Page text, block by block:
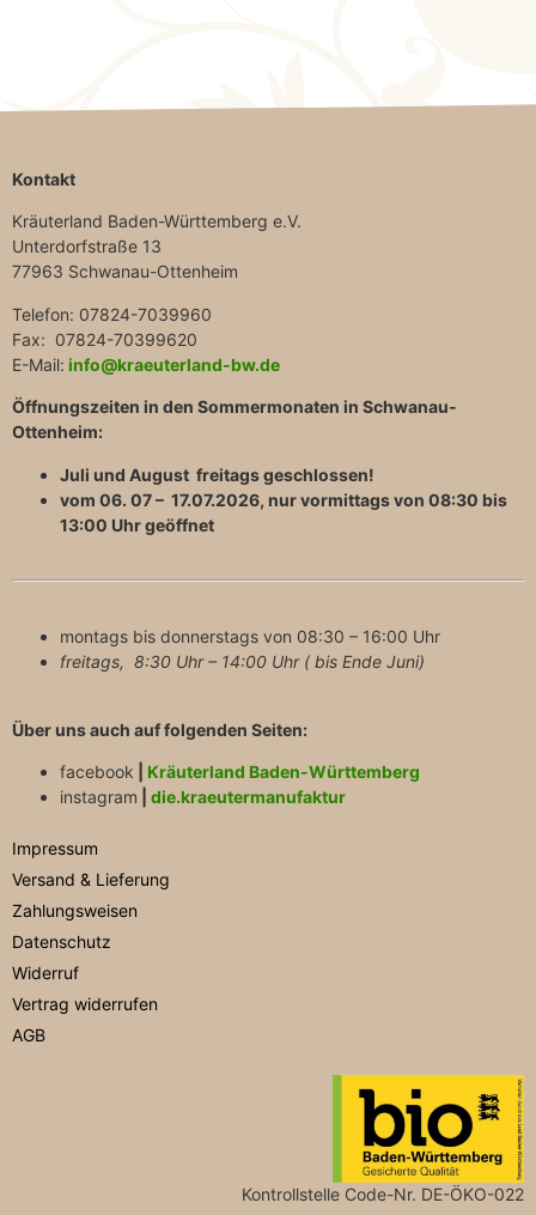
Kontakt
Kräuterland Baden-Württemberg e.V.
Unterdorfstraße 13
77963 Schwanau-Ottenheim
Telefon: 07824-7039960
Fax: 07824-70399620
E-Mail: info@kraeuterland-bw.de
Öffnungszeiten in den Sommermonaten in Schwanau-
Ottenheim:
Juli und August freitags geschlossen!
vom 06. 07 – 17.07.2026, nur vormittags von 08:30 bis
13:00 Uhr geöffnet
montags bis donnerstags von 08:30 – 16:00 Uhr
freitags, 8:30 Uhr – 14:00 Uhr ( bis Ende Juni)
Über uns auch auf folgenden Seiten:
facebook
Kräuterland Baden-Württemberg
instagram
die.kraeutermanufaktur
Impressum
Versand & Lieferung
Zahlungsweisen
Datenschutz
Widerruf
Vertrag widerrufen
AGB
Kontrollstelle Code-Nr. DE-ÖKO-022